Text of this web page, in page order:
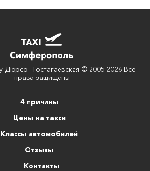
Дюрсо - Гостагаевская © 2005-2026 Все
права защищены
4 причины
Цены на такси
Классы автомобилей
Отзывы
Контакты